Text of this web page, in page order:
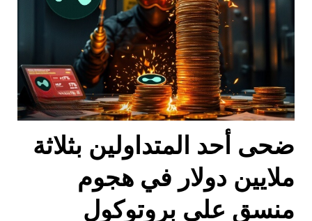
ضحى أحد المتداولين بثلاثة
ملايين دولار في هجوم
منسق على بروتوكول